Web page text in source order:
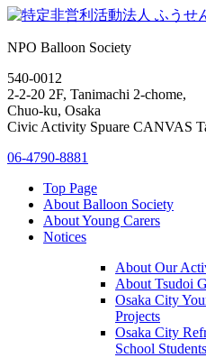
NPO Balloon Society
540-0012
2-2-20 2F, Tanimachi 2-chome,
Chuo-ku, Osaka
Civic Activity Spuare CANVAS
06-4790-8881
Top Page
About Balloon Society
About Young Carers
Notices
About Our
About Tsudoi
Osaka City
Projects
Osaka City
School Students